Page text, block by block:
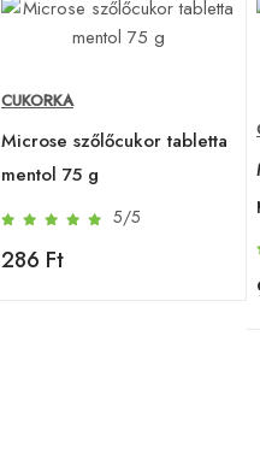
CUKORKA
Microse szőlőcukor tabletta
mentol 75 g
5/5
286 Ft